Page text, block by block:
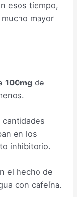
esos tiempo,
mayor
100mg de
cantidades
en los
inhibitorio.
el hecho de
con cafeína.